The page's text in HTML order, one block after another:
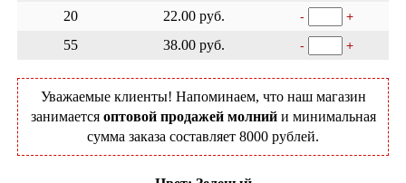
20
22.00 руб. - +
55 38.00 руб. - +
Уважаемые клиенты! Напоминаем, что наш магазин
занимается оптовой продажей молнийи минимальная
сумма заказа составляет 8000 рублей.